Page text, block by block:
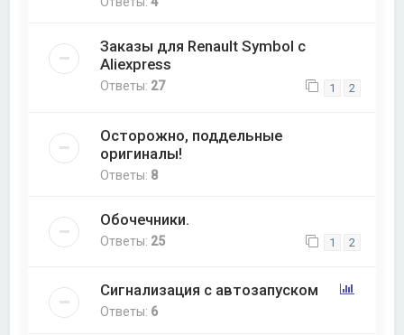
Заказы для Renault Symbol с
Aliexpress
Ответы: 27 1 2
Осторожно, поддельные
оригиналы!
Ответы: 8
Обочечники.
Ответы: 25 1 2
Сигнализация с автозапуском
Ответы: 6